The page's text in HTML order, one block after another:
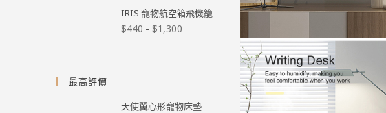
IRIS 寵物航空箱飛機籠
$440 – $1,300
最高評價
天使翼心形寵物床墊